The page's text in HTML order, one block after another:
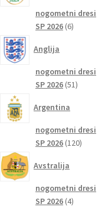
nogometni dresi
SP 2026 66
Anglija
nogometni dresi
SP 2026 5151
Argentina
nogometni dresi
SP 2026 120120
Avstralija
nogometni dresi
SP 2026 44